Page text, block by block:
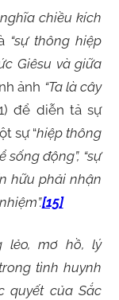
chiều kích
“sự thông hiệp
Giêsu và giữa
ảnh “Ta là cây
để diễn tả sự
sự “hiệp thông
động”, “sự
hữu phải nhận
[15]
lẻo, mơ hồ, lý
tình huynh
quyết của Sắc